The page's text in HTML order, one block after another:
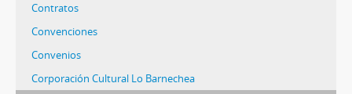
Contratos
Convenciones
Convenios
Corporación Cultural Lo Barnechea